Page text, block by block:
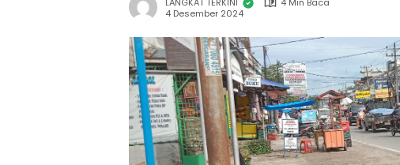
4 Desember 2024